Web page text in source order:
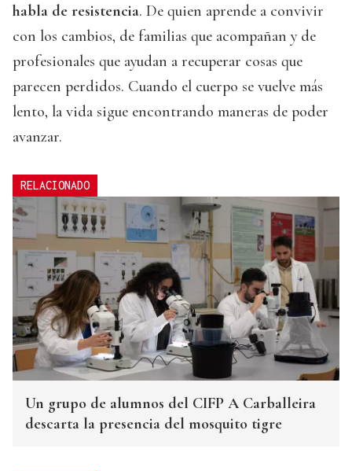
habla de resistencia. De quien aprende a convivir
con los cambios, de familias que acompañan y de
profesionales que ayudan a recuperar cosas que
parecen perdidos. Cuando el cuerpo se vuelve más
lento, la vida sigue encontrando maneras de poder
avanzar.
RELACIONADO
Un grupo de alumnos del CIFP A Carballeira
descarta la presencia del mosquito tigre